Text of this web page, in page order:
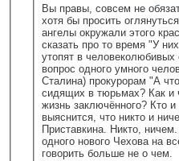
Вы правы, совсем не
хотя бы просить
ангелы окружали этого
сказать про то время "У
утопят в
вопрос одного умного
Сталина) прокурорам "А
сидящих в тюрьмах? Как и
жизнь заключённого? Кто
выяснится, что никто и
Приставкина. Никто,
одного нового Чехова на
говорить больше не о чем.